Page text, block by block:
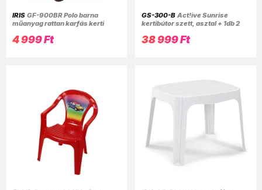
IRIS GF-900BR Polo barna
műanyag rattan karfás kerti
4 999 Ft
GS-300-B Act!ive Sunrise
kertibútor szett, asztal + 1db 2
személyes szék, fekete-antracit
38 999 Ft